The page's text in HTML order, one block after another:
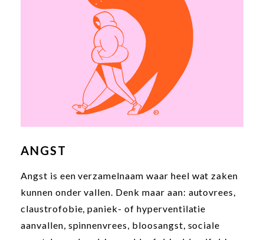
ANGST
Angst is een verzamelnaam waar heel wat zaken
kunnen onder vallen. Denk maar aan: autovrees,
claustrofobie, paniek- of hyperventilatie
aanvallen, spinnenvrees, bloosangst, sociale